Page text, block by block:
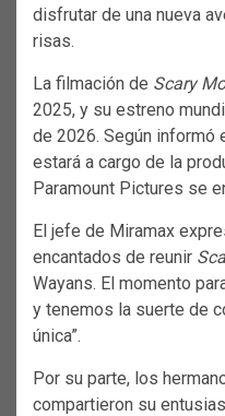
disfrutar de una nueva
risas.
La filmación de Scary
2025, y su estreno
de 2026. Según informó
estará a cargo de la
Paramount Pictures se
El jefe de Miramax
encantados de reunir
Wayans. El momento
y tenemos la suerte de
única”.
Por su parte, los
compartieron su